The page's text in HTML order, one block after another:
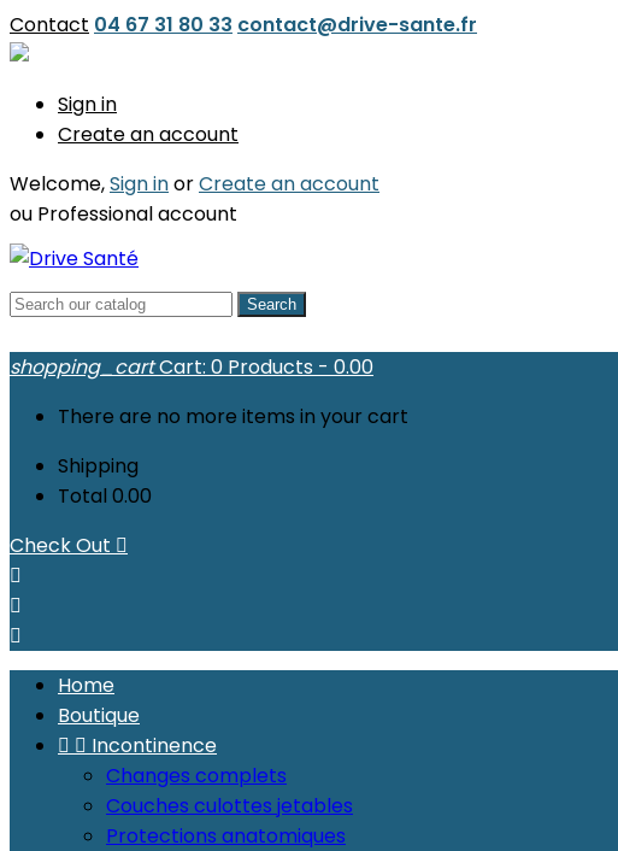
Contact 04 67 31 80 33 contact@drive-sante.fr
Sign in
Create an account
Welcome,Sign inorCreate an account
ou Professional account
Search
shopping_cartCart: 0 Products - 0.00
There are no more items in your cart
Shipping
Total 0.00
Check Out 



Home
Boutique
  Incontinence
Changes complets
Couches culottes jetables
Protections anatomiques